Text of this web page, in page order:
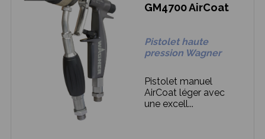
GM4700 AirCoat
Pistolet haute
pression Wagner
Pistolet manuel
AirCoat léger avec
une excell...